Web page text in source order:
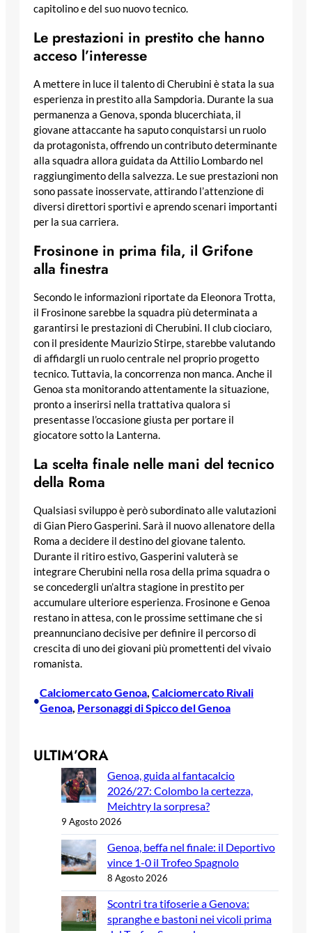
capitolino e del suo nuovo tecnico.
Le prestazioni in prestito che hanno
acceso l’interesse
A mettere in luce il talento di Cherubini è stata la sua
esperienza in prestito alla Sampdoria. Durante la sua
permanenza a Genova, sponda blucerchiata, il
giovane attaccante ha saputo conquistarsi un ruolo
da protagonista, offrendo un contributo determinante
alla squadra allora guidata da Attilio Lombardo nel
raggiungimento della salvezza. Le sue prestazioni non
sono passate inosservate, attirando l’attenzione di
diversi direttori sportivi e aprendo scenari importanti
per la sua carriera.
Frosinone in prima fila, il Grifone
alla finestra
Secondo le informazioni riportate da Eleonora Trotta,
il Frosinone sarebbe la squadra più determinata a
garantirsi le prestazioni di Cherubini. Il club ciociaro,
con il presidente Maurizio Stirpe, starebbe valutando
di affidargli un ruolo centrale nel proprio progetto
tecnico. Tuttavia, la concorrenza non manca. Anche il
Genoa sta monitorando attentamente la situazione,
pronto a inserirsi nella trattativa qualora si
presentasse l’occasione giusta per portare il
giocatore sotto la Lanterna.
La scelta finale nelle mani del tecnico
della Roma
Qualsiasi sviluppo è però subordinato alle valutazioni
di Gian Piero Gasperini. Sarà il nuovo allenatore della
Roma a decidere il destino del giovane talento.
Durante il ritiro estivo, Gasperini valuterà se
integrare Cherubini nella rosa della prima squadra o
se concedergli un’altra stagione in prestito per
accumulare ulteriore esperienza. Frosinone e Genoa
restano in attesa, con le prossime settimane che si
preannunciano decisive per definire il percorso di
crescita di uno dei giovani più promettenti del vivaio
romanista.
•
Calciomercato Genoa Calciomercato Rivali
Genoa Personaggi di Spicco del Genoa
ULTIM’ORA
Genoa, guida al fantacalcio
2026/27: Colombo la certezza,
Meichtry la sorpresa?
9 Agosto 2026
Genoa, beffa nel finale: il Deportivo
vince 1-0 il Trofeo Spagnolo
8 Agosto 2026
Scontri tra tifoserie a Genova:
spranghe e bastoni nei vicoli prima